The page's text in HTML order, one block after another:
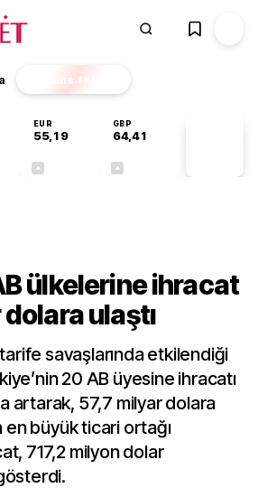
Finans EKSTRA
EUR
55,19
GBP
64,41
ülkelerine ihracat
ulaştı
savaşlarında etkilendiği
20 AB üyesine ihracatı
artarak, 57,7 milyar dolara
en büyük ticari ortağı
717,2 milyon dolar